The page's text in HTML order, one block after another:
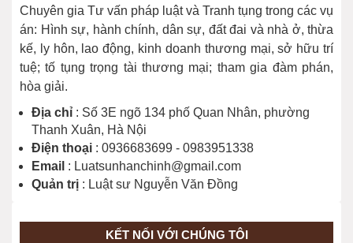
Chuyên gia Tư vấn pháp luật và Tranh tụng trong các vụ
án: Hình sự, hành chính, dân sự, đất đai và nhà ở, thừa
kế, ly hôn, lao động, kinh doanh thương mại, sở hữu trí
tuệ; tố tụng trọng tài thương mại; tham gia đàm phán,
hòa giải.
Địa chỉ : Số 3E ngõ 134 phố Quan Nhân, phường
Thanh Xuân, Hà Nội
Điện thoại : 0936683699 - 0983951338
Email : Luatsunhanchinh@gmail.com
Quản trị : Luật sư Nguyễn Văn Đồng
KẾT NỐI VỚI CHÚNG TÔI